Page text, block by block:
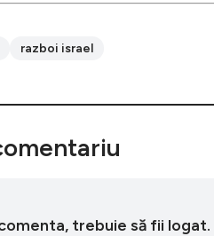
razboi israel
trebuie să fii logat.